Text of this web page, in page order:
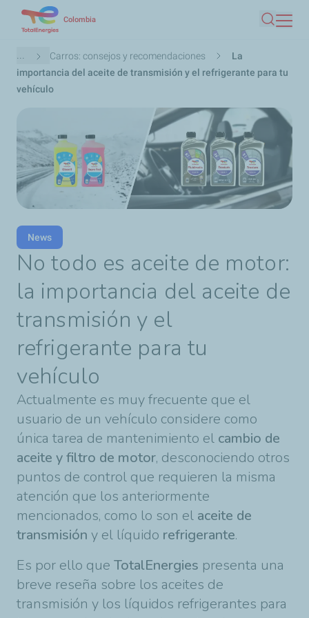
contenido
principal
Colombia
Buscar
Ruta
de
navegación
... Carros: consejos y recomendaciones
La
importancia del aceite de transmisión y el refrigerante para tu
vehículo
News
No todo es aceite de motor:
la importancia del aceite de
transmisión y el
refrigerante para tu
vehículo
Actualmente es muy frecuente que el
usuario de un vehículo considere como
única tarea de mantenimiento el cambio de
aceite y filtro de motor, desconociendo otros
puntos de control que requieren la misma
atención que los anteriormente
mencionados, como lo son el aceite de
transmisión y el líquido refrigerante.
Es por ello que TotalEnergies presenta una
breve reseña sobre los aceites de
transmisión y los líquidos refrigerantes para